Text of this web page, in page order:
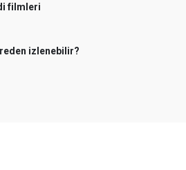
filmleri
izlenebilir?